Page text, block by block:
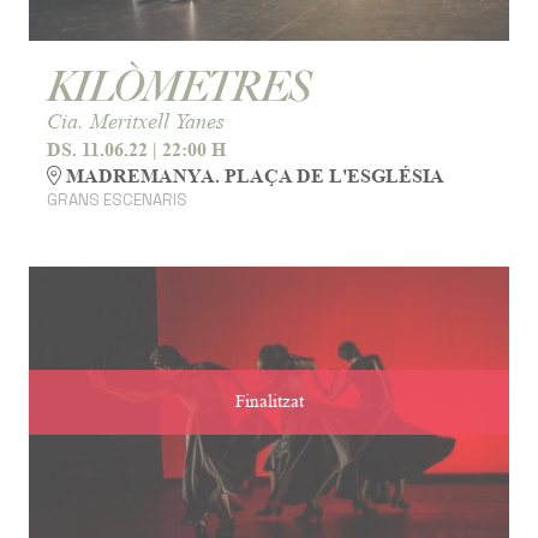
KILÒMETRES
Cia. Meritxell Yanes
DS. 11.06.22 | 22:00 H
MADREMANYA. PLAÇA DE L'ESGLÉSIA
GRANS ESCENARIS
Finalitzat